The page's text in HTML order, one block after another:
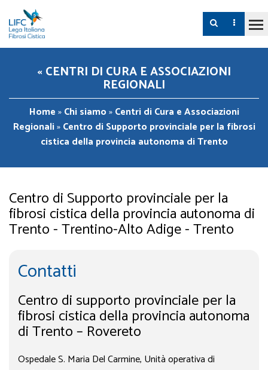
« CENTRI DI CURA E ASSOCIAZIONI
REGIONALI
Home»Chi siamo»Centri di Cura e Associazioni
Regionali»Centro di Supporto provinciale per la fibrosi
cistica della provincia autonoma di Trento
Centro di Supporto provinciale per la
fibrosi cistica della provincia autonoma di
Trento - Trentino-Alto Adige - Trento
Contatti
Centro di supporto provinciale per la
fibrosi cistica della provincia autonoma
di Trento – Rovereto
Ospedale S. Maria Del Carmine, Unità operativa di